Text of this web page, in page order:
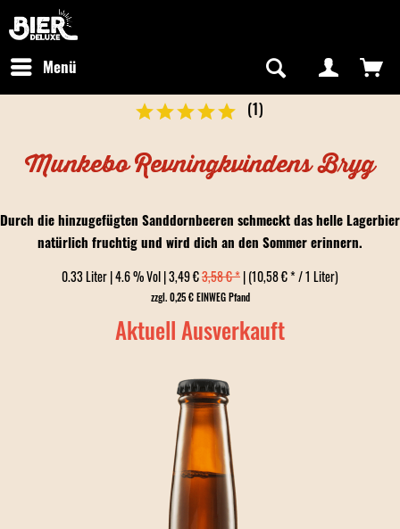
Kostenfreier Versand in Deutschland
Menü
(1)
Munkebo Revningkvindens Bryg
Durch die hinzugefügten Sanddornbeeren schmeckt das helle Lagerbier
natürlich fruchtig und wird dich an den Sommer erinnern.
0.33 Liter | 4.6 % Vol | 3,49 €3,58 € *| (10,58 € * / 1 Liter)
zzgl. 0,25 € EINWEG Pfand
Aktuell Ausverkauft